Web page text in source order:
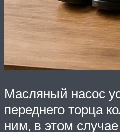
Масляный насос
переднего торца
ним, в этом